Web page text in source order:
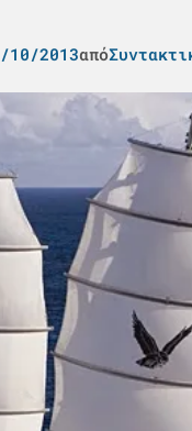
10/2013από